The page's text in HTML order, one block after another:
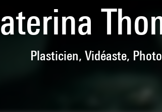
Plasticien, Vidéaste,